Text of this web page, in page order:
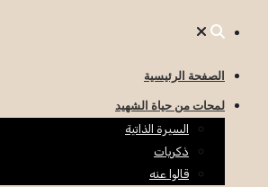
الصفحة الرئيسية
لمحات من حياة الشهيد
السيرة الذاتية
ذكريات
قالوا عنه